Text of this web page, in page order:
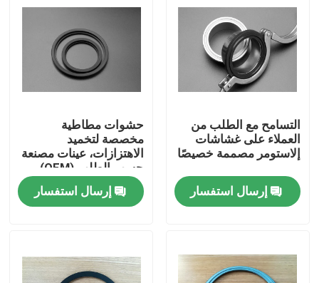
الصفحة الرئيسية
معلومات عنا
التسامح مع الطلب من
العملاء على غشاشات
إلاستومر مصممة خصيصًا
إرسال استفسار
حشوات مطاطية
مخصصة لتخميد
الاهتزازات، عينات مصنعة
حسب الطلب (OEM)
مقبولة، مصممة لمتانة
عالية وامتصاص فائق
للصدمات
إرسال استفسار